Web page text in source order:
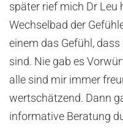
später rief mich Dr Leu
Wechselbad der
einem das Gefühl,
sind. Nie gab es
alle sind mir immer
wertschätzend. Dann
informative Beratung